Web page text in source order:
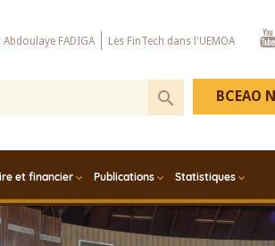
Abdoulaye FADIGA Les FinTech dans l'UEMOA
et financier Publications Statistiques
BCEAO